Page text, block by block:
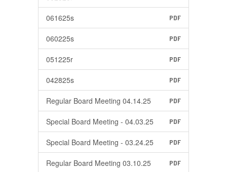
061625s PDF
060225s PDF
051225r PDF
042825s PDF
Regular Board Meeting 04.14.25 PDF
Special Board Meeting - 04.03.25 PDF
Special Board Meeting - 03.24.25 PDF
Regular Board Meeting 03.10.25 PDF